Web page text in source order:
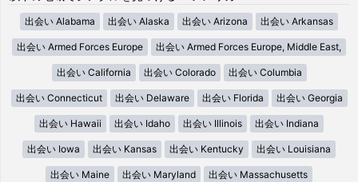
出会い Alabama 出会い Alaska 出会い Arizona 出会い Arkansas
出会い Armed Forces Europe 出会い Armed Forces Europe, Middle East,
出会い California 出会い Colorado 出会い Columbia
出会い Connecticut 出会い Delaware 出会い Florida 出会い Georgia
出会い Hawaii 出会い Idaho 出会い Illinois 出会い Indiana
出会い Iowa 出会い Kansas 出会い Kentucky 出会い Louisiana
出会い Maine 出会い Maryland 出会い Massachusetts